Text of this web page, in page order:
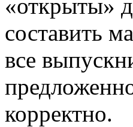
«открыты»
составить
все
корректно.